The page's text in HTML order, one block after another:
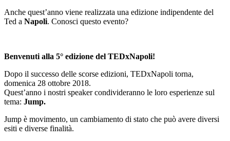
Ottobre
posti
Anche quest’anno viene realizzata una edizione indipendente del
Ted a Napoli. Conosci questo evento?
Benvenuti alla 5° edizione del TEDxNapoli!
Dopo il successo delle scorse edizioni, TEDxNapoli torna,
domenica 28 ottobre 2018.
Quest’anno i nostri speaker condivideranno le loro esperienze sul
tema: Jump.
Jump è movimento, un cambiamento di stato che può avere diversi
esiti e diverse finalità.